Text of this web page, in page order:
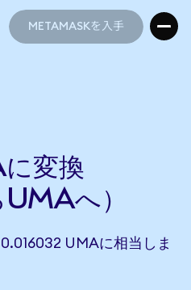
METAMASKを入手
変換
へ）
UMAに相当しま